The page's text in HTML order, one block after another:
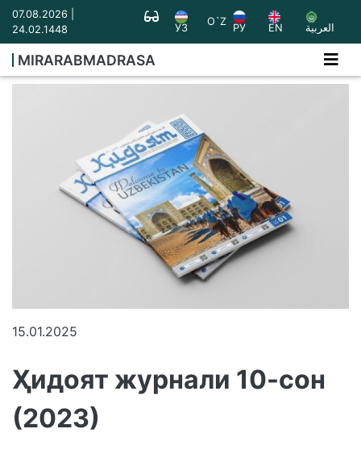
07.08.2026 |
24.02.1448
УЗ
O`Z
РУ EN العربية
MIRARABMADRASA
15.01.2025
Ҳидоят журнали 10-сон
(2023)